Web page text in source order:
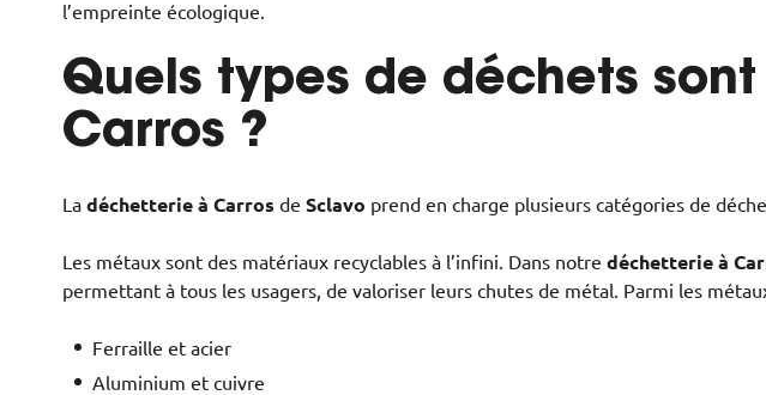
l’empreinte écologique.
Quels types de déchets
Carros ?
La déchetterie à Carros de Sclavo prend en charge plusieurs catégories de
Les métaux sont des matériaux recyclables à l’infini. Dans notre déchetterie à
permettant à tous les usagers, de valoriser leurs chutes de métal. Parmi les
Ferraille et acier
Aluminium et cuivre